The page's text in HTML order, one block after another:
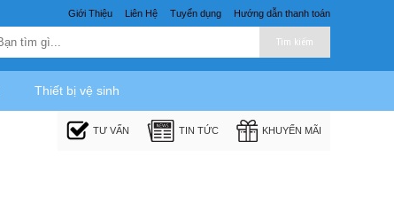
Giới Thiệu Liên Hệ Tuyển dụng Hướng dẫn thanh toán
Tìm kiếm
Thiết bị vệ sinh
TƯ VẤN TIN TỨC KHUYẾN MÃI